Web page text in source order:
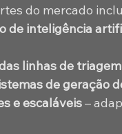
do mercado
de inteligência
linhas de triagem
de geração
e escaláveis –